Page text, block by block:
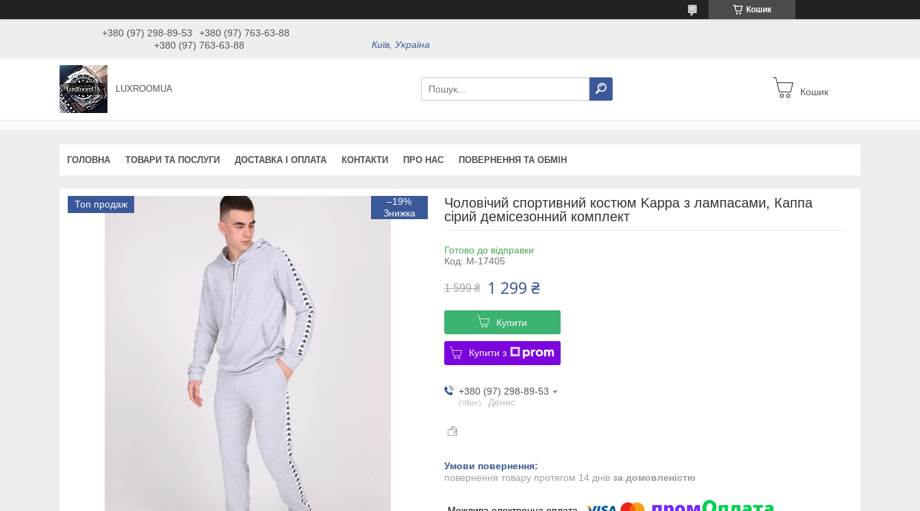
Кошик
+380 (97) 298-89-53
+380 (97) 763-63-88
+380 (97) 763-63-88
Київ, Україна
LUXROOMUА Кошик
ГОЛОВНА ТОВАРИ ТА ПОСЛУГИ ДОСТАВКА І ОПЛАТА КОНТАКТИ ПРО НАС ПОВЕРНЕННЯ ТА ОБМІН
Топ продаж –19%
Чоловічий спортивний костюм Kappa з лампасами, Каппа
сірий демісезонний комплект
Готово до відправки
Код: M-17405
1 599 ₴ 1 299 ₴
Купити
Купити з
+380 (97) 298-89-53
Viber Денис
повернення товару протягом 14 днів за домовленістю